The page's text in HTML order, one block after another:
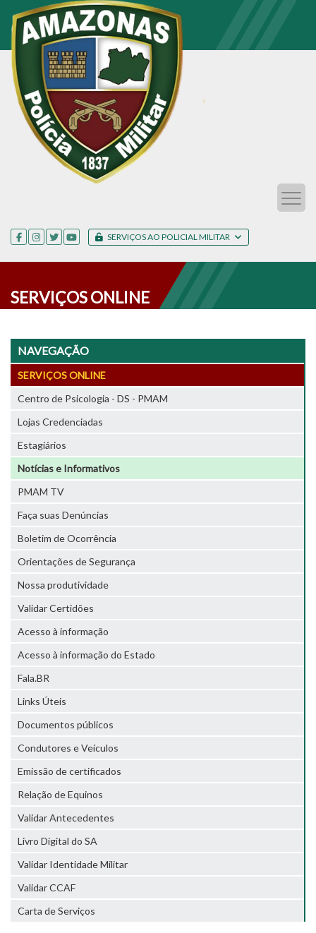
SERVIÇOS AO POLICIAL MILITAR
SERVIÇOS ONLINE
NAVEGAÇÃO
SERVIÇOS ONLINE
Centro de Psicologia - DS - PMAM
Lojas Credenciadas
Estagiários
Notícias e Informativos
PMAM TV
Faça suas Denúncias
Boletim de Ocorrência
Orientações de Segurança
Nossa produtividade
Validar Certidões
Acesso à informação
Acesso à informação do Estado
Fala.BR
Links Úteis
Documentos públicos
Condutores e Veículos
Emissão de certificados
Relação de Equinos
Validar Antecedentes
Livro Digital do SA
Validar Identidade Militar
Validar CCAF
Carta de Serviços